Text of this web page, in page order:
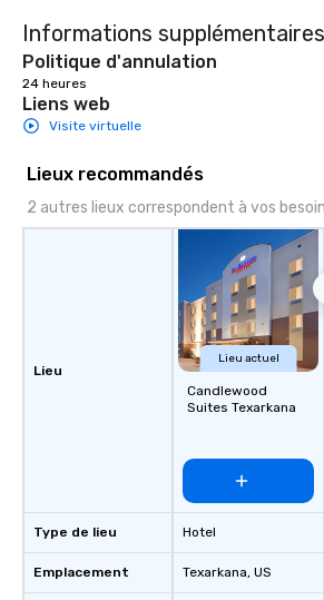
Informations supplémentaires
Politique d'annulation
24 heures
Liens web
Visite virtuelle
Lieux recommandés
2 autres lieux correspondent à vos
Lieu
Type de lieu
Emplacement
Lieu actuel
Candlewood
Suites Texarkana
Hotel
Texarkana, US